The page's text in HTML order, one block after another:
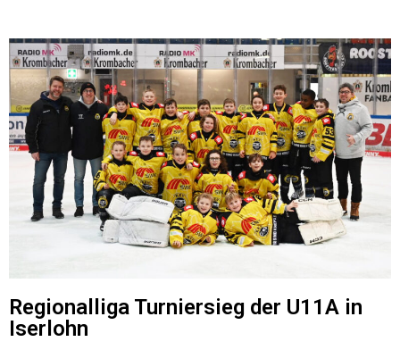
Regionalliga Turniersieg der U11A in
Iserlohn